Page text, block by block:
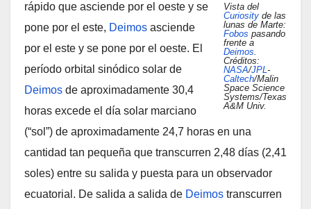
Vista del
Curiosity de las
lunas de Marte:
Fobos pasando
frente a
Deimos.
Créditos:
NASA/JPL-
Caltech/Malin
Space Science
Systems/Texas
A&M Univ.
rápido que asciende por el oeste y se
pone por el este, Deimos asciende
por el este y se pone por el oeste. El
período orbital sinódico solar de
Deimos de aproximadamente 30,4
horas excede el día solar marciano
(“sol”) de aproximadamente 24,7 horas en una
cantidad tan pequeña que transcurren 2,48 días (2,41
soles) entre su salida y puesta para un observador
ecuatorial. De salida a salida de Deimos transcurren